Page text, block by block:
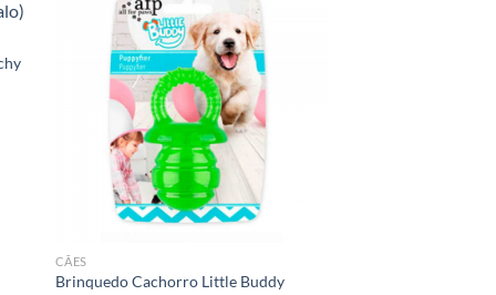
CÃES
Brinquedo Cachorro Little Buddy